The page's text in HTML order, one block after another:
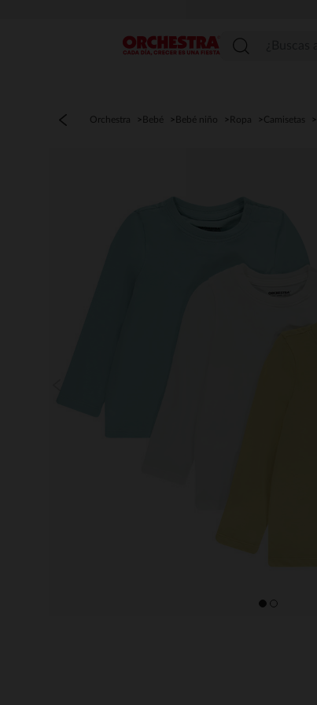
Menú
Orchestra Bebé Bebé niño Ropa Camisetas